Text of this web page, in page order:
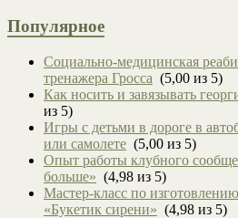
Популярное
Социально-медицинская
тренажера Гросса (5,00 из 5)
Как носить и завязывать
из 5)
Игры с детьми в дороге в
или самолете (5,00 из 5)
Опыт работы клубного
больше» (4,98 из 5)
Мастер-класс по
«Букетик сирени» (4,98 из 5)